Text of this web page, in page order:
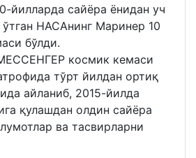
йилларда сайёра ёнидан уч
НАСАнинг Маринер 10
бўлди.
космик кемаси
тўрт йилдан ортиқ
айланиб, 2015-йилда
қулашдан олдин сайёра
ва тасвирларни